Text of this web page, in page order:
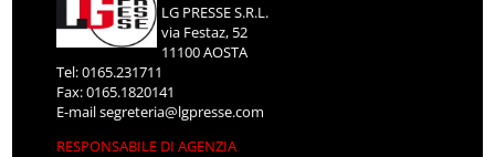
LG PRESSE S.R.L.
via Festaz, 52
11100 AOSTA
Tel: 0165.231711
Fax: 0165.1820141
E-mailsegreteria@lgpresse.com
RESPONSABILE DI AGENZIA